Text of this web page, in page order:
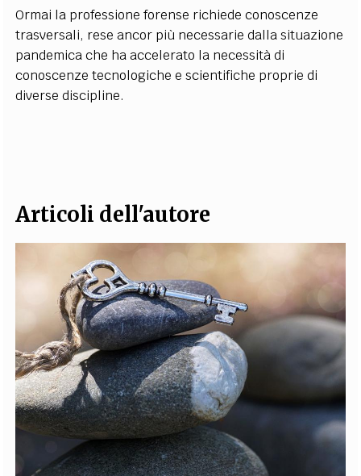
Ormai la professione forense richiede conoscenze
trasversali, rese ancor più necessarie dalla situazione
pandemica che ha accelerato la necessità di
conoscenze tecnologiche e scientifiche proprie di
diverse discipline.
Articoli dell'autore